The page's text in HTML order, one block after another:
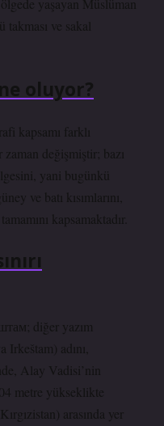
yaşayan Müslüman
takması ve sakal
oluyor?
kapsamı farklı
değişmiştir; bazı
yani bugünkü
ve batı kısımlarını,
kapsamaktadır.
diğer yazım
adını,
Alay Vadisi’nin
metre yükseklikte
arasında yer